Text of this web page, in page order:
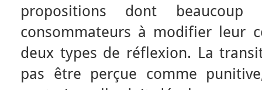
propositions dont
consommateurs à modifier leur
deux types de réflexion. La
pas être perçue comme